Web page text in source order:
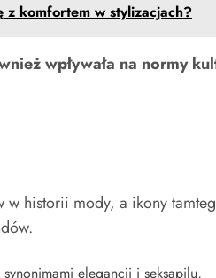
z komfortem w stylizacjach?
wpływała na normy
historii mody, a ikony
elegancji i seksapilu,